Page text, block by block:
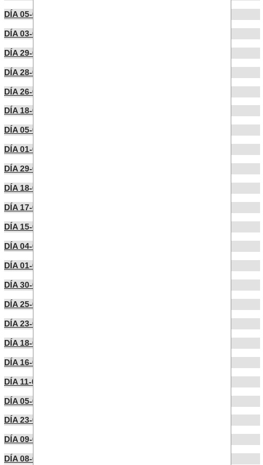
DÍA 05-09-2025
DÍA 03-09-2025
DÍA 29-08-2025
DÍA 28-08-2025
DÍA 26-08-2025
DÍA 18-08-2025
DÍA 05-08-2025
DÍA 01-08-2025
DÍA 29-07-2025
DÍA 18-07-2025
DÍA 17-07-2025
DÍA 15-07-2025
DÍA 04-07-2025
DÍA 01-07-2025
DÍA 30-06-2025
DÍA 25-06-2025
DÍA 23-06-2025
DÍA 18-06-2025
DÍA 16-06-2025
DÍA 11-06-2025
DÍA 05-05-2025
DÍA 23-04-2025
DÍA 09-04-2025
DÍA 08-04-2025